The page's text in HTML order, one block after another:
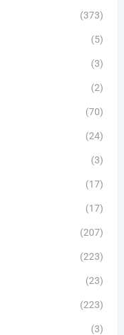
(373)
(5)
(3)
(2)
(70)
(24)
(3)
(17)
(17)
(207)
(223)
(23)
(223)
(3)